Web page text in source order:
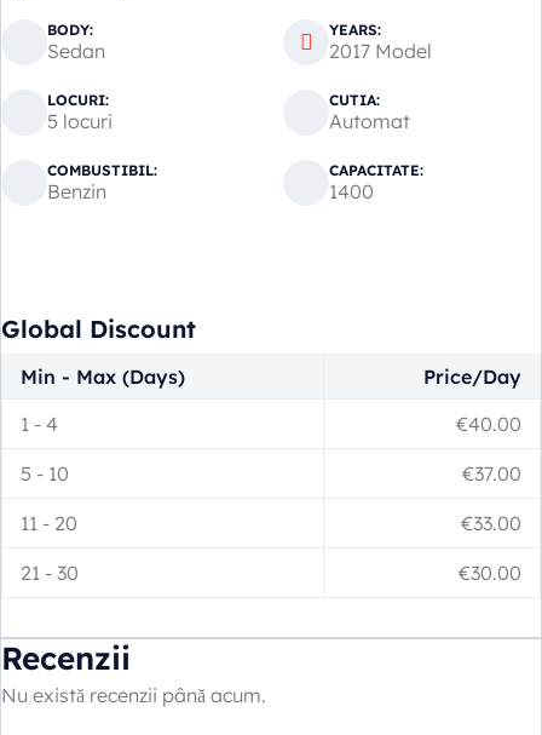
BODY:
Sedan
YEARS:
2017 Model
LOCURI:
5 locuri
CUTIA:
Automat
COMBUSTIBIL:
Benzin
CAPACITATE:
1400
Global Discount
Min - Max (Days)
Price/Day
1 - 4 €40.00
5 - 10 €37.00
11 - 20 €33.00
21 - 30 €30.00
Recenzii
Nu există recenzii până acum.